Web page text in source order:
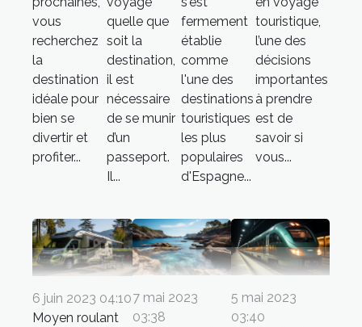
vous
recherchez
la
destination
idéale pour
bien se
divertir et
profiter...
quelle que
soit la
destination,
il est
nécessaire
de se munir
d’un
passeport.
Il...
fermement
établie
comme
l'une des
destinations
touristiques
les plus
populaires
d'Espagne...
touristique,
l’une des
décisions
importantes
à prendre
est de
savoir si
vous...
6 juin 2023 04:10
Moyen roulant
7 mai 2023
03:38
5 mai 2023
03:40